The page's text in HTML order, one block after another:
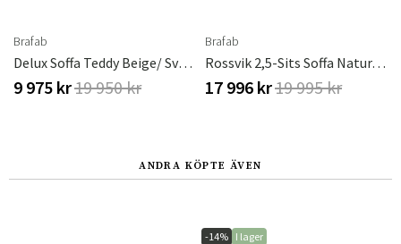
Brafab
Delux Soffa Teddy Beige/ Svart
9 975 kr19 950 kr
Brafab
Rossvik 2,5-Sits Soffa Natur/vit
17 996 kr19 995 kr
ANDRA KÖPTE ÄVEN
-14% I lager